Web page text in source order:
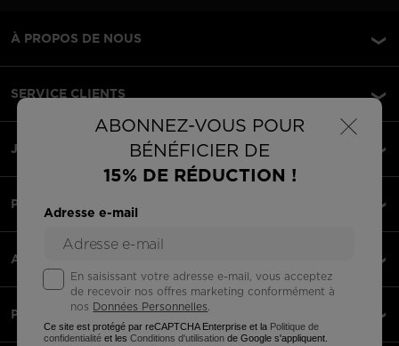
×
ABONNEZ-VOUS POUR
BÉNÉFICIER DE
15% DE RÉDUCTION !
Adresse e-mail
En saisissant votre adresse e-mail, vous acceptez
de recevoir nos offres marketing conformément à
nos Données Personnelles.
Ce site est protégé par reCAPTCHA Enterprise et la Politique de
confidentialité et lesConditions d'utilisation de Google s'appliquent.
À PROPOS DE NOUS
SERVICE CLIENTS
JURIDIQUE
PAIEMENTS ACCEPTÉS
APPLI
PARTENAIRES